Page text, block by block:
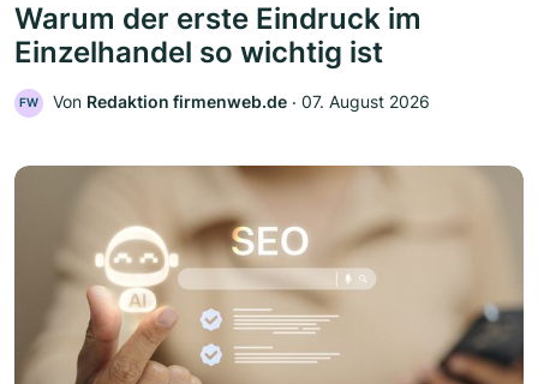
Warum der erste Eindruck im
Einzelhandel so wichtig ist
FW Von Redaktion firmenweb.de ‧ 07. August 2026